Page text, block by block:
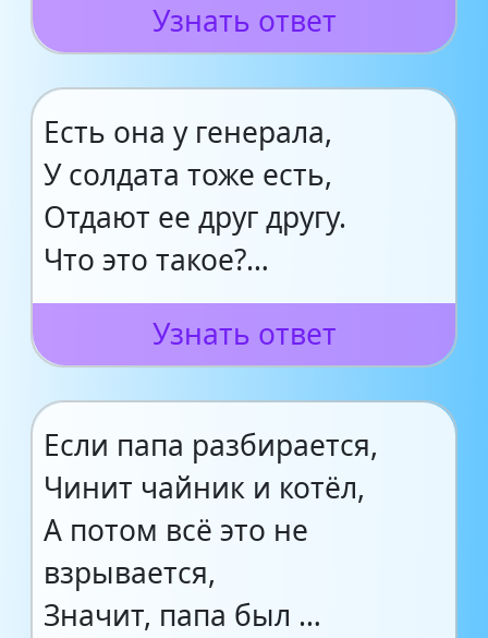
Узнать ответ
Есть она у генерала,
У солдата тоже есть,
Отдают ее друг другу.
Что это такое?…
Узнать ответ
Если папа разбирается,
Чинит чайник и котёл,
А потом всё это не
взрывается,
Значит, папа был …